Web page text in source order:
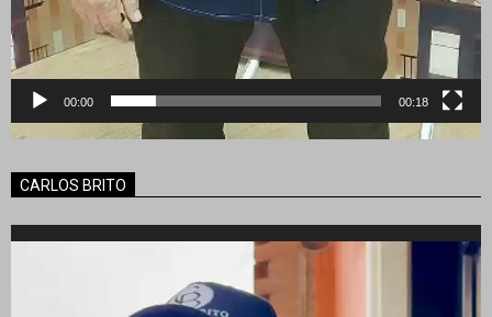
00:00 00:18
CARLOS BRITO
Reproductor